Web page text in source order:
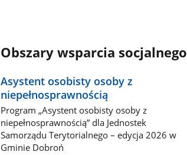
Obszary wsparcia socjalnego
Asystent osobisty osoby z
niepełnosprawnością
Program „Asystent osobisty osoby z
niepełnosprawnością” dla Jednostek
Samorządu Terytorialnego – edycja 2026 w
Gminie Dobroń